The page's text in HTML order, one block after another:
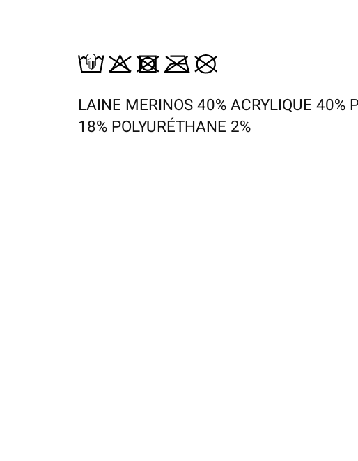
LAINE MERINOS 40% ACRYLIQUE 40%
18% POLYURÉTHANE 2%